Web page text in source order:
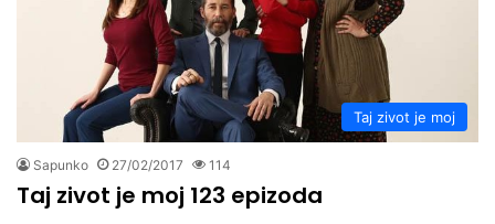
Taj zivot je moj
Sapunko 27/02/2017 114
Taj zivot je moj 123 epizoda